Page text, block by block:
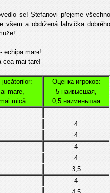
se! Ștefanovi přejeme všechno
všem a obdržená lahvička dobrého
echipa mare!
cea mai tare!
jucătorilor:
mare,
mică
Оценка игроков:
5 наивысшая,
0,5 наименьшая
-
4
4
4
4
3,5
4